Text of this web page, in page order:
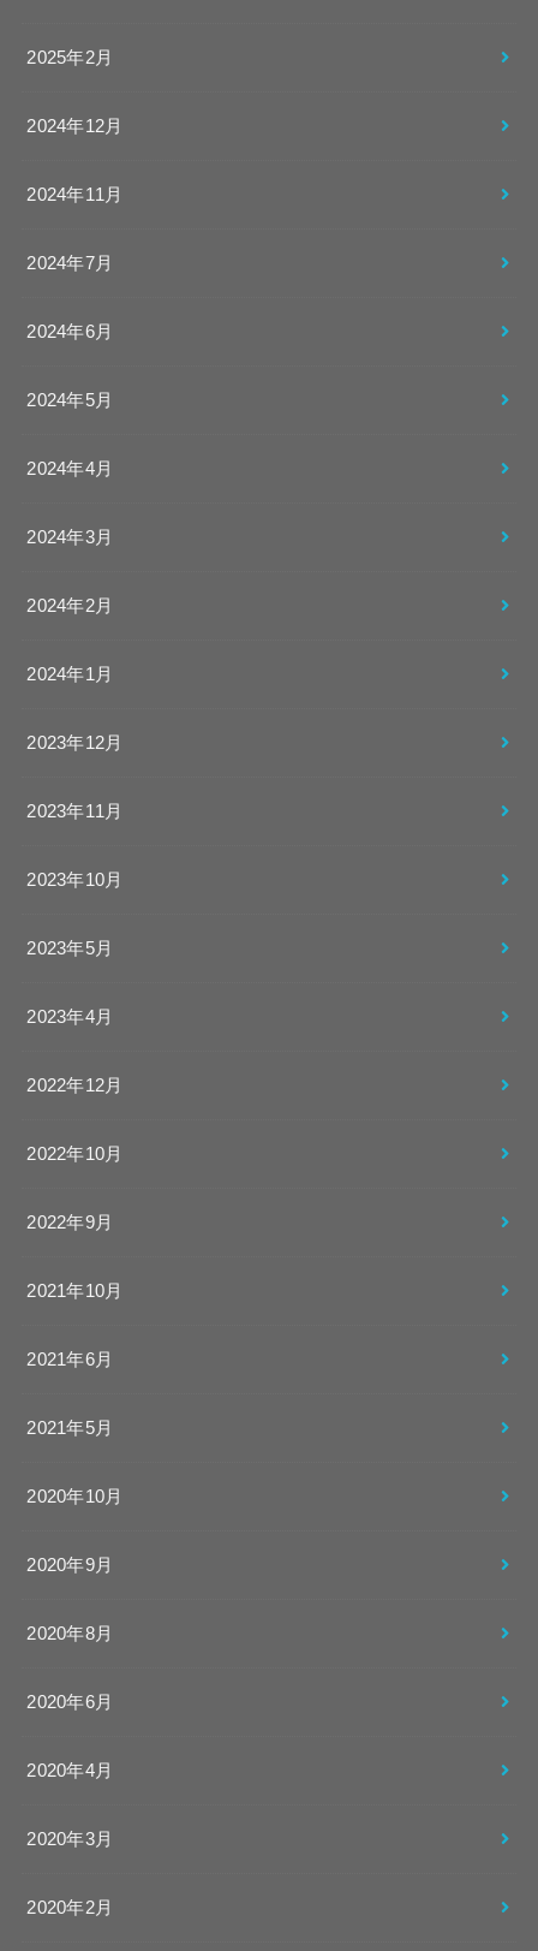
2025年2月
2024年12月
2024年11月
2024年7月
2024年6月
2024年5月
2024年4月
2024年3月
2024年2月
2024年1月
2023年12月
2023年11月
2023年10月
2023年5月
2023年4月
2022年12月
2022年10月
2022年9月
2021年10月
2021年6月
2021年5月
2020年10月
2020年9月
2020年8月
2020年6月
2020年4月
2020年3月
2020年2月